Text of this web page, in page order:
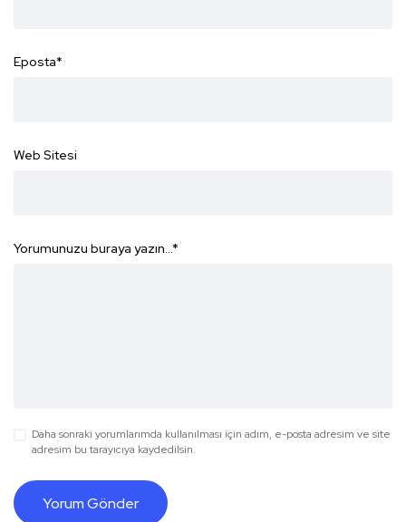
Eposta*
Web Sitesi
Yorumunuzu buraya yazın...*
Daha sonraki yorumlarımda kullanılması için adım, e-posta adresim ve site
adresim bu tarayıcıya kaydedilsin.